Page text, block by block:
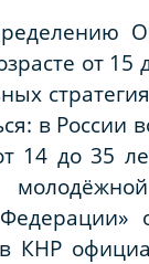
от 15
в России
14 до 35
КНР